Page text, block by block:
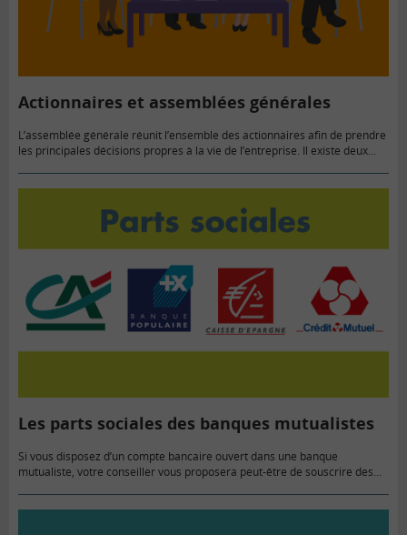
Actionnaires et assemblées générales
L’assemblée générale réunit l’ensemble des actionnaires afin de prendre
les principales décisions propres à la vie de l’entreprise. Il existe deux
Les parts sociales des banques mutualistes
Si vous disposez d’un compte bancaire ouvert dans une banque
mutualiste, votre conseiller vous proposera peut-être de souscrire des